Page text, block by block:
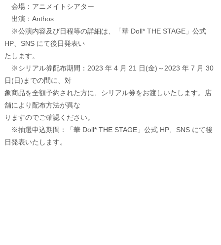
会場：アニメイトシアター
出演：Anthos
※公演内容及び日程等の詳細は、「華 Doll* THE STAGE」公式
HP、SNS にて後日発表い
たします。
※シリアル券配布期間：2023 年 4 月 21 日(金)～2023 年 7 月 30
日(日)までの間に、対
象商品を全額予約された方に、シリアル券をお渡しいたします。店
舗により配布方法が異な
りますのでご確認ください。
※抽選申込期間：「華 Doll* THE STAGE」公式 HP、SNS にて後
日発表いたします。